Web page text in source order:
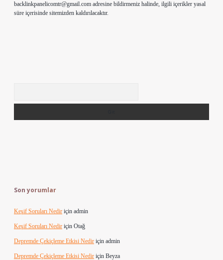
backlinkpanelicomtr@gmail.com adresine bildirmeniz halinde, ilgili içerikler yasal
süre içerisinde sitemizden kaldırılacaktır.
Son yorumlar
Keşif Soruları Nedir için admin
Keşif Soruları Nedir için Otağ
Depremde Çekiçleme Etkisi Nedir için admin
Depremde Çekiçleme Etkisi Nedir için Beyza